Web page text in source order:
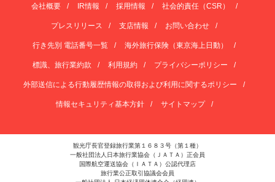
会社概要 IR情報 採用情報 社会的責任（CSR）
プレスリリース 支店情報 お問い合わせ
行き先別 電話番号一覧 海外旅行保険（東京海上日動）
標識、旅行業約款 利用規約 プライバシーポリシー
外部送信による行動履歴情報の取得および利用に関するポリシー
情報セキュリティ基本方針 サイトマップ
観光庁長官登録旅行業第１６８３号（第１種）
一般社団法人日本旅行業協会（ＪＡＴＡ）正会員
国際航空運送協会（ＩＡＴＡ）公認代理店
旅行業公正取引協議会会員